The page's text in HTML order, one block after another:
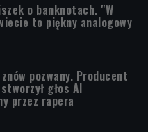
o banknotach. "W
to piękny analogowy
pozwany. Producent
głos AI
przez rapera